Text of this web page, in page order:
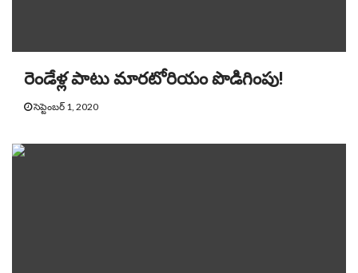
రెండేళ్ల పాటు మారటోరియం పొడిగింపు!
సెప్టెంబర్ 1, 2020